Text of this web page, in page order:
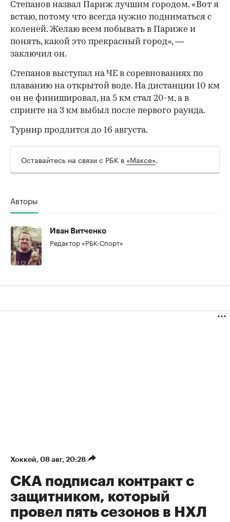
00:00 00:00
Степанов назвал Париж лучшим городом. «Вот я
встаю, потому что всегда нужно подниматься с
коленей. Желаю всем побывать в Париже и
понять, какой это прекрасный город», —
заключил он.
Степанов выступал на ЧЕ в соревнованиях по
плаванию на открытой воде. На дистанции 10 км
он не финишировал, на 5 км стал 20-м, а в
спринте на 3 км выбыл после первого раунда.
Турнир продлится до 16 августа.
Оставайтесь на связи с РБК в «Максе».
Авторы
Иван Витченко
Редактор «РБК-Спорт»
Хоккей⁠, 08 авг, 20:28
СКА подписал контракт с
защитником, который
провел пять сезонов в НХЛ